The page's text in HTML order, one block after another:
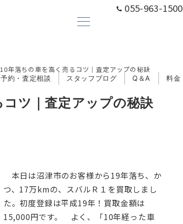
055-963-1500
約・査定相談 スタッフブログ Q＆A 料金
年落ちの車を高く売るコツ｜査定アップの秘訣
ツ｜査定アップの秘訣
本日は沼津市のお客様から19年落ち、か
つ、17万kmの、スバルＲ１を買取しまし
た。初度登録は平成19年！買取金額は
15,000円です。
よく、「10年経った車